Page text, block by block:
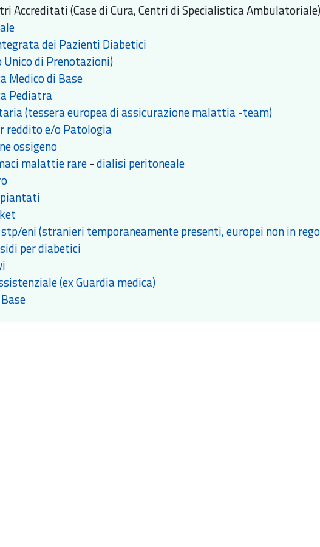
Accreditati (Case di Cura, Centri di Specialistica
dei Pazienti Diabetici
Unico di Prenotazioni)
Medico di Base
Pediatra
(tessera europea di assicurazione malattia -team)
reddito e/o Patologia
ossigeno
malattie rare-dialisi peritoneale
eni (stranieri temporaneamente presenti, europei non in
per diabetici
(ex Guardia medica)